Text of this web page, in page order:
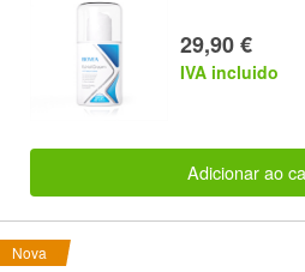
29,90 €
IVA incluido
Adicionar ao
Nova